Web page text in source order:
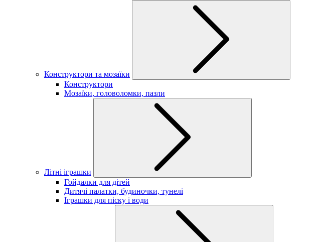
Конструктори та мозаїки
Конструктори
Мозаїки, головоломки, пазли
Літні іграшки
Гойдалки для дітей
Дитячі палатки, будиночки, тунелі
Іграшки для піску і води